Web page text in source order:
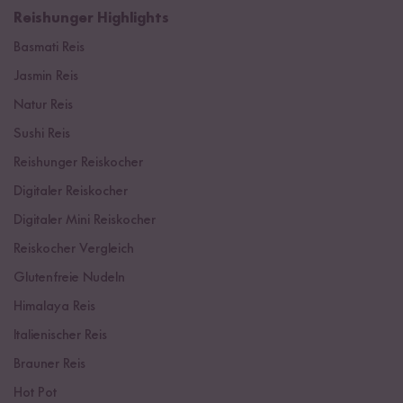
Reishunger Highlights
Basmati Reis
Jasmin Reis
Natur Reis
Sushi Reis
Reishunger Reiskocher
Digitaler Reiskocher
Digitaler Mini Reiskocher
Reiskocher Vergleich
Glutenfreie Nudeln
Himalaya Reis
Italienischer Reis
Brauner Reis
Hot Pot